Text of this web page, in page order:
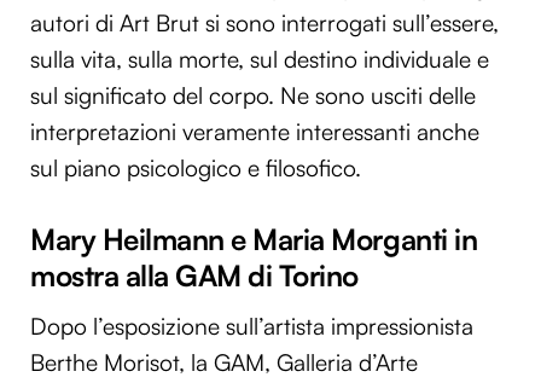
autori di Art Brut si sono interrogati sull’essere,
sulla vita, sulla morte, sul destino individuale e
sul significato del corpo. Ne sono usciti delle
interpretazioni veramente interessanti anche
sul piano psicologico e filosofico.
Mary Heilmann e Maria Morganti in
mostra alla GAM di Torino
Dopo l’esposizione sull’artista impressionista
Berthe Morisot, la GAM, Galleria d’Arte